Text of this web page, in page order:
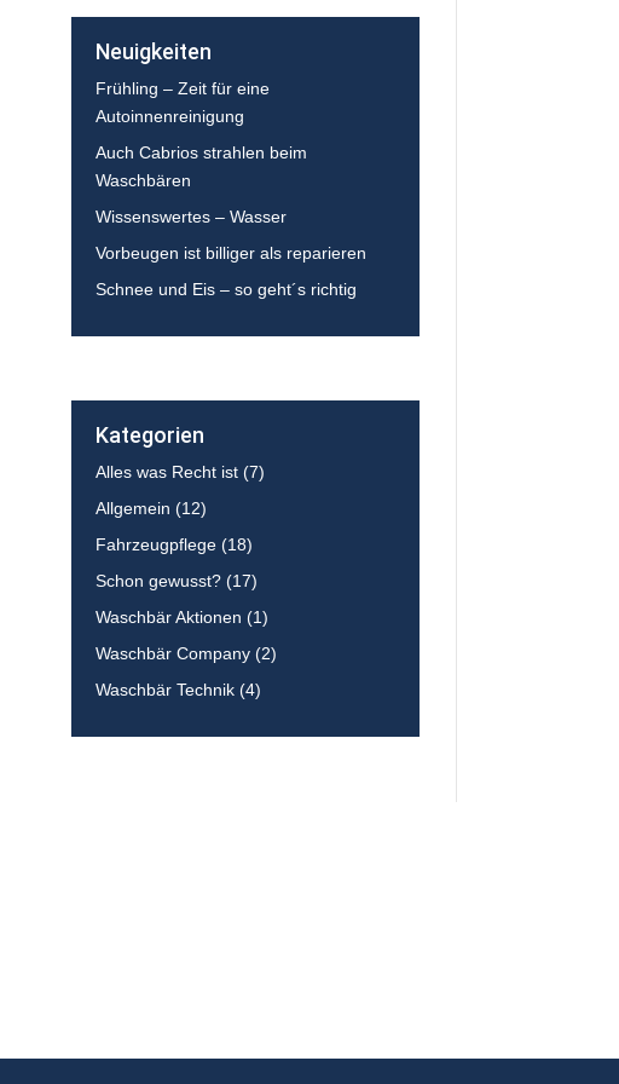
Neuigkeiten
Frühling – Zeit für eine
Autoinnenreinigung
Auch Cabrios strahlen beim
Waschbären
Wissenswertes – Wasser
Vorbeugen ist billiger als reparieren
Schnee und Eis – so geht´s richtig
Kategorien
Alles was Recht ist(7)
Allgemein (12)
Fahrzeugpflege(18)
Schon gewusst?(17)
Waschbär Aktionen (1)
Waschbär Company(2)
Waschbär Technik(4)